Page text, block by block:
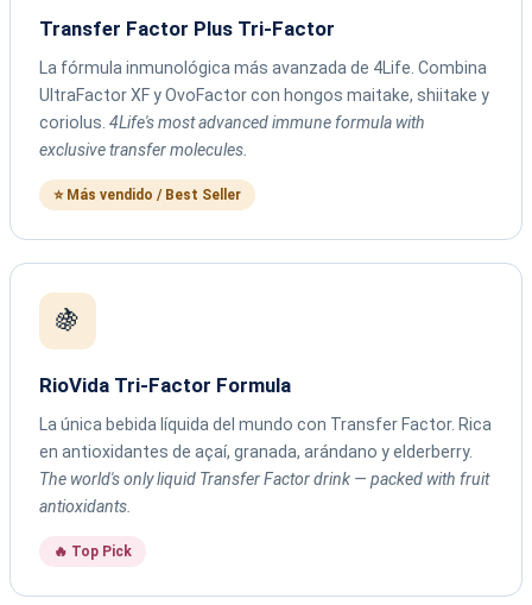
Transfer Factor Plus Tri-Factor
La fórmula inmunológica más avanzada de 4Life. Combina
UltraFactor XF y OvoFactor con hongos maitake, shiitake y
coriolus. 4Life's most advanced immune formula with
exclusive transfer molecules.
⭐ Más vendido / Best Seller
🍇
RioVida Tri-Factor Formula
La única bebida líquida del mundo con Transfer Factor. Rica
en antioxidantes de açaí, granada, arándano y elderberry.
The world's only liquid Transfer Factor drink — packed with fruit
antioxidants.
🔥 Top Pick